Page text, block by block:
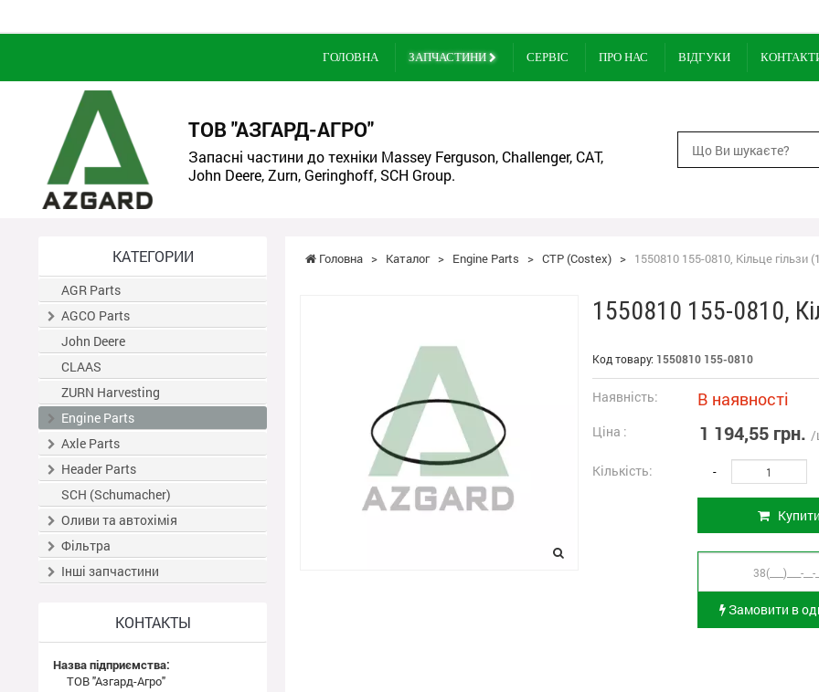
ГОЛОВНА ЗАПЧАСТИНИ СЕРВІС ПРО НАС ВІДГУКИ
ТОВ "АЗГАРД-АГРО"
Запасні частини до техніки Massey Ferguson, Challenger, CAT,
John Deere, Zurn, Geringhoff, SCH Group.
Головна > Каталог > Engine Parts > CTP (Costex) > 1550810 155-0810, Кільце гільзи
1550810 155-0810,
Код товару: 1550810 155-0810
Наявність: В наявності
Ціна : 1 194,55 грн. /
Кількість: -
Купити
Замовити в
КАТЕГОРИИ
AGR Parts
AGCO Parts
John Deere
CLAAS
ZURN Harvesting
Engine Parts
Axle Parts
Header Parts
SCH (Schumacher)
Оливи та автохімія
Фільтра
Інші запчастини
КОНТАКТЫ
Назва підприємства:
ТОВ "Азгард-Агро"